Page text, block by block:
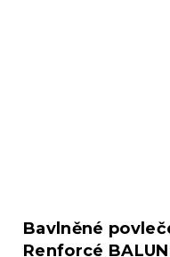
Bavlněné
Renforcé